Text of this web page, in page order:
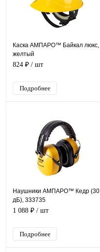
Каска АМПАРО™ Байкал люкс,
желтый
824 ₽ / шт
Подробнее
Наушники АМПАРО™ Кедр (30
дБ), 333735
1 088 ₽ / шт
Подробнее